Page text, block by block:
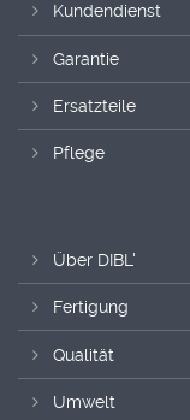
Kundendienst
Garantie
Ersatzteile
Pflege
Über DIBL'
Fertigung
Qualität
Umwelt